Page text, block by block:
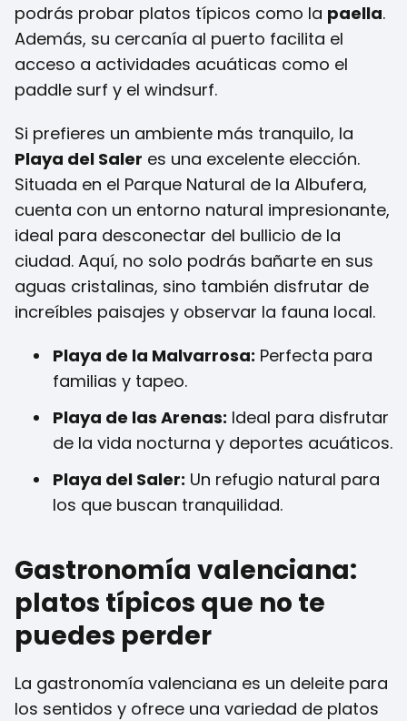
podrás probar platos típicos como la paella.
Además, su cercanía al puerto facilita el
acceso a actividades acuáticas como el
paddle surf y el windsurf.
Si prefieres un ambiente más tranquilo, la
Playa del Saler es una excelente elección.
Situada en el Parque Natural de la Albufera,
cuenta con un entorno natural impresionante,
ideal para desconectar del bullicio de la
ciudad. Aquí, no solo podrás bañarte en sus
aguas cristalinas, sino también disfrutar de
increíbles paisajes y observar la fauna local.
Playa de la Malvarrosa: Perfecta para
familias y tapeo.
Playa de las Arenas: Ideal para disfrutar
de la vida nocturna y deportes acuáticos.
Playa del Saler: Un refugio natural para
los que buscan tranquilidad.
Gastronomía valenciana:
platos típicos que no te
puedes perder
La gastronomía valenciana es un deleite para
los sentidos y ofrece una variedad de platos